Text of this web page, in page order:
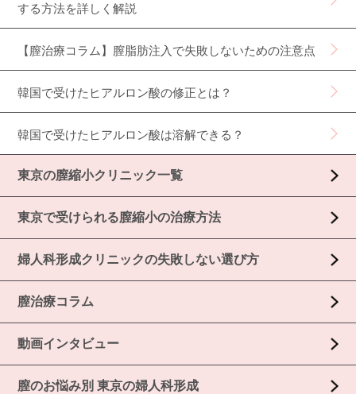
する方法を詳しく解説
【膣治療コラム】膣脂肪注入で失敗しないための注意点
韓国で受けたヒアルロン酸の修正とは？
韓国で受けたヒアルロン酸は溶解できる？
東京の膣縮小クリニック一覧
東京で受けられる膣縮小の治療方法
婦人科形成クリニックの失敗しない選び方
膣治療コラム
動画インタビュー
膣のお悩み別 東京の婦人科形成